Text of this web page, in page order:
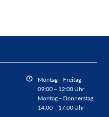
Montag – Freitag
09:00 – 12:00 Uhr
Montag – Donnerstag
14:00 – 17:00 Uhr